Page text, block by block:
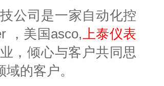
公司是一家自动化控
，美国asco,上泰仪表
，倾心与客户共同思
的客户。